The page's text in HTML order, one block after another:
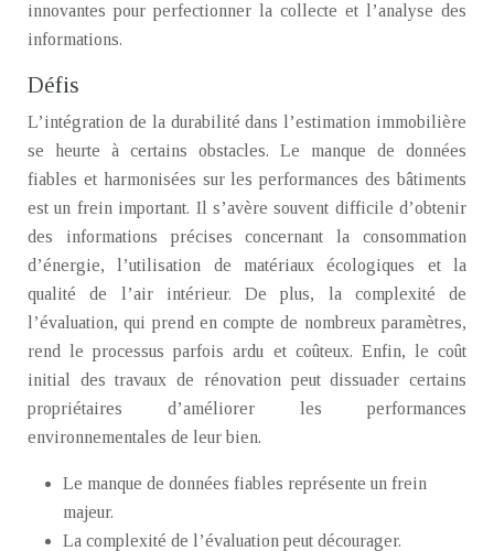
innovantes pour perfectionner la collecte et l’analyse des
informations.
Défis
L’intégration de la durabilité dans l’estimation immobilière
se heurte à certains obstacles. Le manque de données
fiables et harmonisées sur les performances des bâtiments
est un frein important. Il s’avère souvent difficile d’obtenir
des informations précises concernant la consommation
d’énergie, l’utilisation de matériaux écologiques et la
qualité de l’air intérieur. De plus, la complexité de
l’évaluation, qui prend en compte de nombreux paramètres,
rend le processus parfois ardu et coûteux. Enfin, le coût
initial des travaux de rénovation peut dissuader certains
propriétaires d’améliorer les performances
environnementales de leur bien.
Le manque de données fiables représente un frein
majeur.
La complexité de l’évaluation peut décourager.